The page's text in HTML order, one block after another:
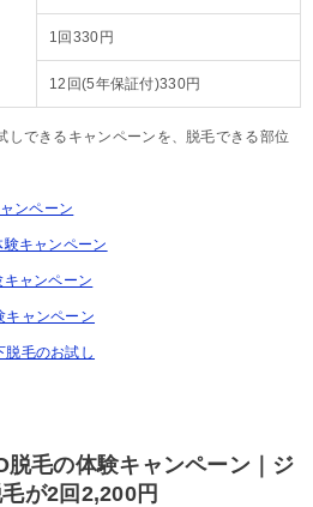
1回330円
12回(5年保証付)330円
しできるキャンペーンを、脱毛できる部位
ンペーン
験キャンペーン
キャンペーン
キャンペーン
脱毛のお試し
毛の体験キャンペーン｜ジ
が2回2,200円